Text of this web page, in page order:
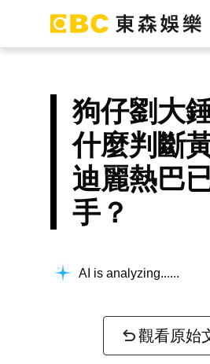
狗仔劉大
什麼判斷
迪麗熱巴
手？
AI is analyzing...
觀看原始